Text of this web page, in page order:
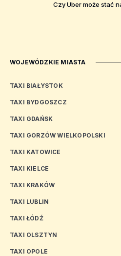
Czy Uber może stać
WOJEWÓDZKIE MIASTA
TAXI BIAŁYSTOK
TAXI BYDGOSZCZ
TAXI GDAŃSK
TAXI GORZÓW WIELKOPOLSKI
TAXI KATOWICE
TAXI KIELCE
TAXI KRAKÓW
TAXI LUBLIN
TAXI ŁÓDŹ
TAXI OLSZTYN
TAXI OPOLE